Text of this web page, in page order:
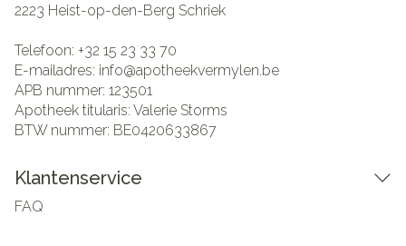
2223 Heist-op-den-Berg Schriek
Telefoon: +32 15 23 33 70
E-mailadres: info@apotheekvermylen.be
APB nummer: 123501
Apotheek titularis: Valerie Storms
BTW nummer: BE0420633867
Klantenservice
FAQ